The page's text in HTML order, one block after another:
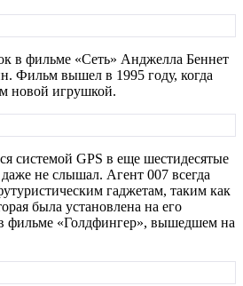
в фильме «Сеть» Анджелла Беннет
Фильм вышел в 1995 году, когда
новой игрушкой.
системой GPS в еще шестидесятые
не слышал. Агент 007 всегда
гаджетам, таким как
была установлена на его
фильме «Голдфингер», вышедшем на